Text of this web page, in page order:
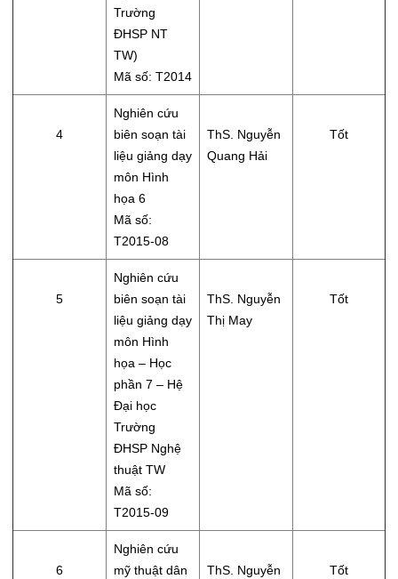
Trường
ĐHSP NT
TW)
Mã số: T2014
4
Nghiên cứu
biên soạn tài
liệu giảng dạy
môn Hình
họa 6
Mã số:
T2015-08
ThS. Nguyễn
Quang Hải
Tốt
5
Nghiên cứu
biên soạn tài
liệu giảng dạy
môn Hình
họa – Học
phần 7 – Hệ
Đại học
Trường
ĐHSP Nghệ
thuật TW
Mã số:
T2015-09
ThS. Nguyễn
Thị May
Tốt
6
Nghiên cứu
mỹ thuật dân
ThS. Nguyễn
Tốt